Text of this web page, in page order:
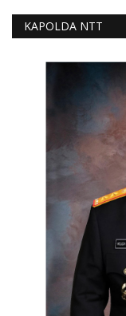
KAPOLDA NTT